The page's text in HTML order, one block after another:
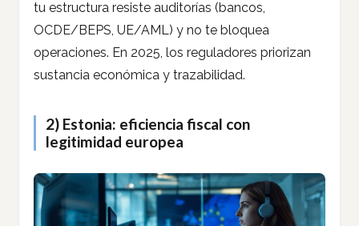
tu estructura resiste auditorías (bancos,
OCDE/BEPS, UE/AML) y no te bloquea
operaciones. En 2025, los reguladores priorizan
sustancia económica y trazabilidad.
2) Estonia: eficiencia fiscal con
legitimidad europea